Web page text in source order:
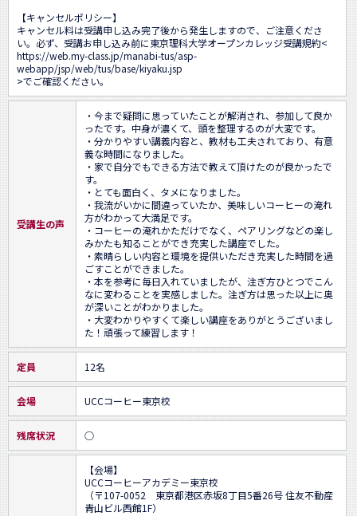
【キャンセルポリシー】
キャンセル料は受講申し込み完了後から発生しますので、ご注意くださ
い。必ず、受講お申し込み前に東京理科大学オープンカレッジ受講規約<
https://web.my-class.jp/manabi-tus/asp-
webapp/jsp/web/tus/base/kiyaku.jsp
>でご確認ください。
受講生の声
・今まで疑問に思っていたことが解消され、参加して良か
ったです。中身が濃くて、頭を整理するのが大変です。
・分かりやすい講義内容と、教材も工夫されており、有意
義な時間になりました。
・家で自分でもできる方法で教えて頂けたのが良かったで
す。
・とても面白く、タメになりました。
・我流がいかに間違っていたか、美味しいコーヒーの淹れ
方がわかって大満足です。
・コーヒーの淹れかただけでなく、ペアリングなどの楽し
みかたも知ることができ充実した講座でした。
・素晴らしい内容と環境を提供いただき充実した時間を過
ごすことができました。
・本を参考に毎日入れていましたが、注ぎ方ひとつでこん
なに変わることを実感しました。注ぎ方は思った以上に奥
が深いことがわかりました。
・大変わかりやすくて楽しい講座をありがとうございまし
た！頑張って練習します！
定員 12名
会場 UCCコーヒー東京校
残席状況 ○
【会場】
UCCコーヒーアカデミー東京校
（〒107-0052　東京都港区赤坂8丁目5番26号 住友不動産
青山ビル西館1F）